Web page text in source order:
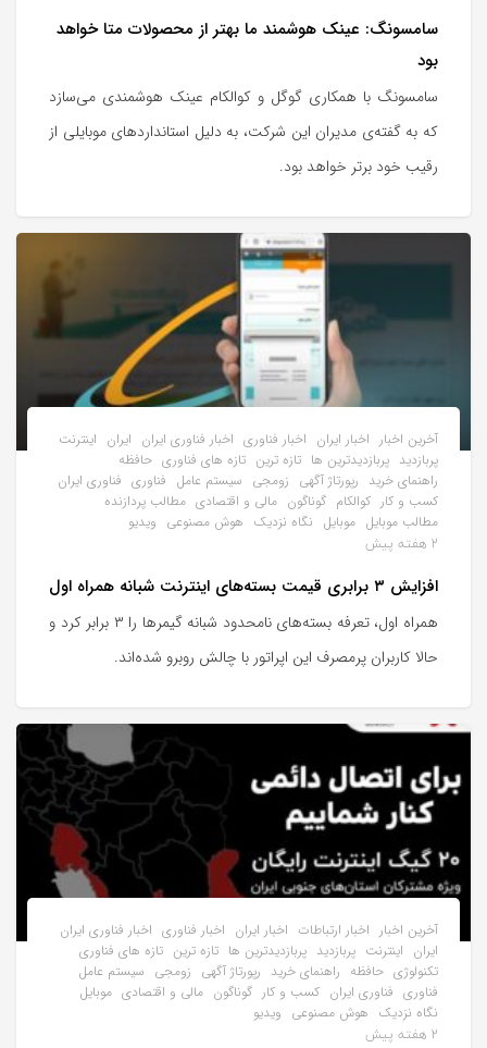
سامسونگ: عینک هوشمند ما بهتر از محصولات متا خواهد
بود
سامسونگ با همکاری گوگل و کوالکام عینک هوشمندی می‌سازد
که به گفته‌ی مدیران این شرکت، به دلیل استانداردهای موبایلی از
رقیب خود برتر خواهد بود.
آخرین اخبار اخبار ایران اخبار فناوری اخبار فناوری ایران ایران اینترنت
پربازدید پربازدیدترین ها تازه ترین تازه های فناوری حافظه
راهنمای خرید رپورتاژ آگهی زومجی سیستم عامل فناوری فناوری ایران
کسب و کار کوالکام گوناگون مالی و اقتصادی مطالب پردازنده
مطالب موبایل موبایل نگاه نزدیک هوش مصنوعی ویدیو
2 هفته پیش
افزایش ۳ برابری قیمت بسته‌های اینترنت شبانه همراه اول
همراه اول، تعرفه بسته‌های نامحدود شبانه گیمرها را ۳ برابر کرد و‌
حالا کاربران پرمصرف این اپراتور با چالش روبرو شده‌اند.
آخرین اخبار اخبار ارتباطات اخبار ایران اخبار فناوری اخبار فناوری ایران
ایران اینترنت پربازدید پربازدیدترین ها تازه ترین تازه های فناوری
تکنولوژی حافظه راهنمای خرید رپورتاژ آگهی زومجی سیستم عامل
فناوری فناوری ایران کسب و کار گوناگون مالی و اقتصادی موبایل
نگاه نزدیک هوش مصنوعی ویدیو
2 هفته پیش